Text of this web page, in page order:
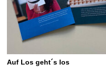
Auf Los geht´s los